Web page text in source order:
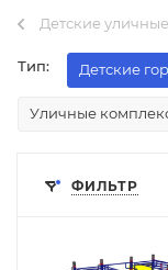
Детские
Тип: Детские
Уличные
ФИЛЬТР